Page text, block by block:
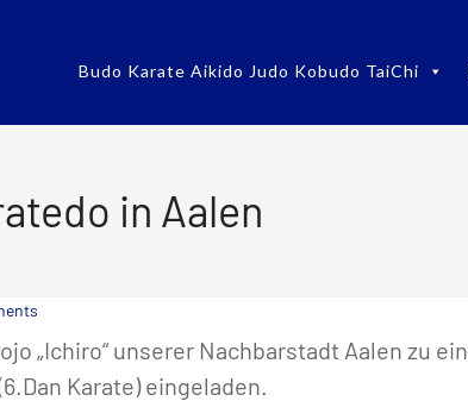
Budo Karate Aikido Judo Kobudo TaiChi
in Aalen
„Ichiro“ unserer Nachbarstadt Aalen zu
Karate) eingeladen.